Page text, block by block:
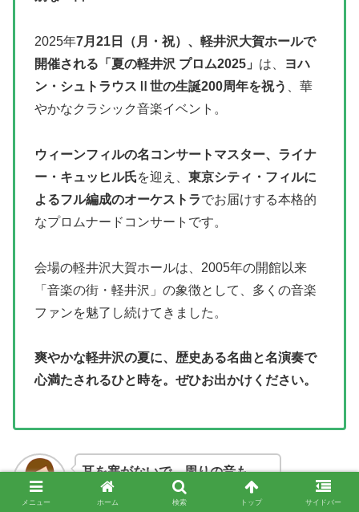
2025年7月21日（月・祝）、軽井沢大賀ホールで
開催される「夏の軽井沢 プロム2025」 は、
ヨハ
ン・シュトラウスⅡ世の生誕200周年を祝う
、華
やかなクラシック音楽イベント。
ウィーンフィルの名コンサートマスター、ライナ
ー・キュッヒル氏を迎え、 東京シティ・フィルに
よるフル編成のオーケストラでお届けする本格的
なプロムナードコンサートです。
会場の軽井沢大賀ホールは、2005年の開館以来
「音楽の街・軽井沢」の象徴として、多くの音楽
ファンを魅了し続けてきました。
爽やかな軽井沢の夏に、歴史ある名曲と名演奏で
心満たされるひと時を。ぜひお出かけください。
耳を塞がないで、周りの音も
高音質サウンドも聞けるって安心
メニュー ホーム 検索 トップ サイドバー